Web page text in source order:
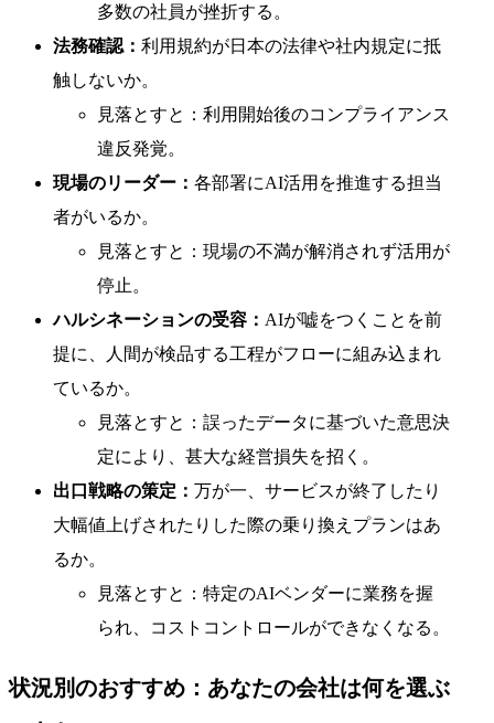
多数の社員が挫折する。
法務確認： 利用規約が日本の法律や社内規定に抵
触しないか。
見落とすと：利用開始後のコンプライアンス
違反発覚。
現場のリーダー： 各部署にAI活用を推進する担当
者がいるか。
見落とすと：現場の不満が解消されず活用が
停止。
ハルシネーションの受容： AIが嘘をつくことを前
提に、人間が検品する工程がフローに組み込まれ
ているか。
見落とすと：誤ったデータに基づいた意思決
定により、甚大な経営損失を招く。
出口戦略の策定： 万が一、サービスが終了したり
大幅値上げされたりした際の乗り換えプランはあ
るか。
見落とすと：特定のAIベンダーに業務を握
られ、コストコントロールができなくなる。
状況別のおすすめ：あなたの会社は何を選ぶ